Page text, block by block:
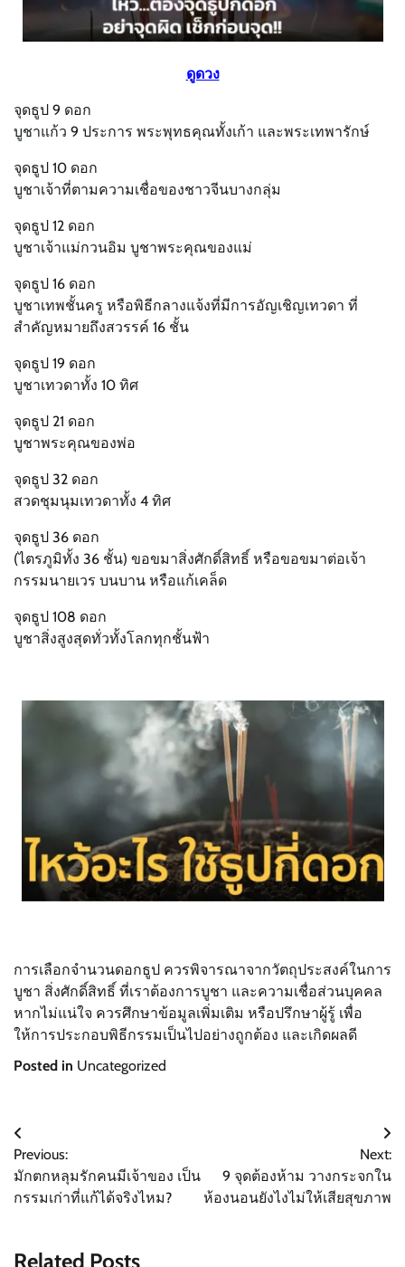
ดูดวง
จุดธูป 9 ดอก
บูชาแก้ว 9 ประการ พระพุทธคุณทั้งเก้า และพระเทพารักษ์
จุดธูป 10 ดอก
บูชาเจ้าที่ตามความเชื่อของชาวจีนบางกลุ่ม
จุดธูป 12 ดอก
บูชาเจ้าแม่กวนอิม บูชาพระคุณของแม่
จุดธูป 16 ดอก
บูชาเทพชั้นครู หรือพิธีกลางแจ้งที่มีการอัญเชิญเทวดา ที่
สำคัญหมายถึงสวรรค์ 16 ชั้น
จุดธูป 19 ดอก
บูชาเทวดาทั้ง 10 ทิศ
จุดธูป 21 ดอก
บูชาพระคุณของพ่อ
จุดธูป 32 ดอก
สวดชุมนุมเทวดาทั้ง 4 ทิศ
จุดธูป 36 ดอก
(ไตรภูมิทั้ง 36 ชั้น) ขอขมาสิ่งศักดิ์สิทธิ์ หรือขอขมาต่อเจ้า
กรรมนายเวร บนบาน หรือแก้เคล็ด
จุดธูป 108 ดอก
บูชาสิ่งสูงสุดทั่วทั้งโลกทุกชั้นฟ้า
การเลือกจำนวนดอกธูป ควรพิจารณาจากวัตถุประสงค์ในการ
บูชา สิ่งศักดิ์สิทธิ์ ที่เราต้องการบูชา และความเชื่อส่วนบุคคล
หากไม่แน่ใจ ควรศึกษาข้อมูลเพิ่มเติม หรือปรึกษาผู้รู้ เพื่อ
ให้การประกอบพิธีกรรมเป็นไปอย่างถูกต้อง และเกิดผลดี
Posted in Uncategorized
Post
navigation
Previous:
มักตกหลุมรักคนมีเจ้าของ เป็น
กรรมเก่าที่แก้ได้จริงไหม?
Next:
9 จุดต้องห้าม วางกระจกใน
ห้องนอนยังไงไม่ให้เสียสุขภาพ
Related Posts